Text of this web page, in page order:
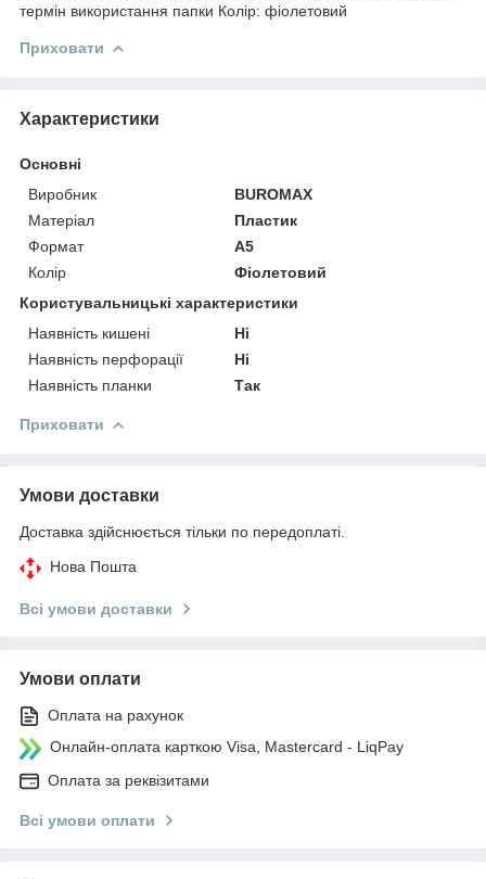
термін використання папки Колір: фіолетовий
Приховати
Характеристики
Основні
Виробник
BUROMAX
Матеріал
Пластик
Формат
A5
Колір
Фіолетовий
Користувальницькі характеристики
Наявність кишені
Ні
Наявність перфорації
Ні
Наявність планки
Так
Приховати
Умови доставки
Доставка здійснюється тільки по передоплаті.
Нова Пошта
Всі умови доставки
Умови оплати
Оплата на рахунок
Онлайн-оплата карткою Visa, Mastercard - LiqPay
Оплата за реквізитами
Всі умови оплати